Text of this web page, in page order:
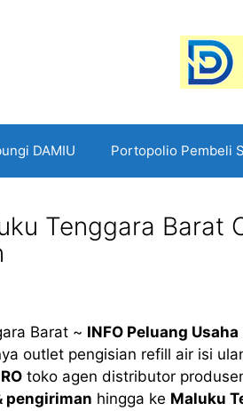
DAMIU Portopolio Pembeli
Tenggara Barat
Barat ~ INFO Peluang Usaha
outlet pengisian refill air isi
toko agen distributor
pengiriman hingga ke Maluku